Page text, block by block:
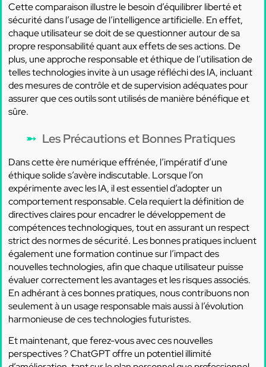
Cette comparaison illustre le besoin d’équilibrer liberté et
sécurité dans l’usage de l’intelligence artificielle. En effet,
chaque utilisateur se doit de se questionner autour de sa
propre responsabilité quant aux effets de ses actions. De
plus, une approche responsable et éthique de l’utilisation de
telles technologies invite à un usage réfléchi des IA, incluant
des mesures de contrôle et de supervision adéquates pour
assurer que ces outils sont utilisés de manière bénéfique et
sûre.
Les Précautions et Bonnes Pratiques
Dans cette ère numérique effrénée, l’impératif d’une
éthique solide s’avère indiscutable. Lorsque l’on
expérimente avec les IA, il est essentiel d’adopter un
comportement responsable. Cela requiert la définition de
directives claires pour encadrer le développement de
compétences technologiques, tout en assurant un respect
strict des normes de sécurité. Les bonnes pratiques incluent
également une formation continue sur l’impact des
nouvelles technologies, afin que chaque utilisateur puisse
évaluer correctement les avantages et les risques associés.
En adhérant à ces bonnes pratiques, nous contribuons non
seulement à un usage responsable mais aussi à l’évolution
harmonieuse de ces technologies futuristes.
Et maintenant, que ferez-vous avec ces nouvelles
perspectives ? ChatGPT offre un potentiel illimité